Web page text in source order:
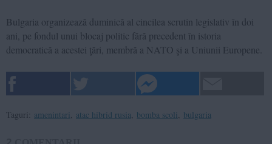
Bulgaria organizează duminică al cincilea scrutin legislativ în doi
ani, pe fondul unui blocaj politic fără precedent în istoria
democratică a acestei ţări, membră a NATO şi a Uniunii Europene.
Taguri: amenintari atac hibrid rusia bomba scoli bulgaria